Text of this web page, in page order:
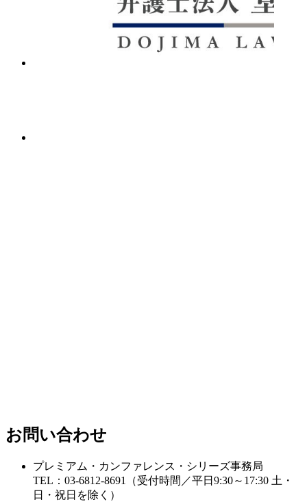
お問い合わせ
プレミアム・カンファレンス・シリーズ事務局
TEL：03-6812-8691（受付時間／平日9:30～17:30 土・
日・祝日を除く）